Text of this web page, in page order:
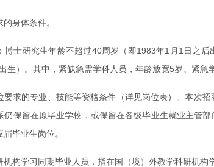
的身体条件。
博士研究生年龄不超过40周岁（即1983年1月1日之
生）。其中，紧缺急需学科人员，年龄放宽5岁。紧急
要求的专业、技能等资格条件（详见岗位表）。本次
仍保留在原毕业学校，或保留在各级毕业生就业主管
毕业生岗位。
机构学习同期毕业人员，指在国（境）外教学科研机